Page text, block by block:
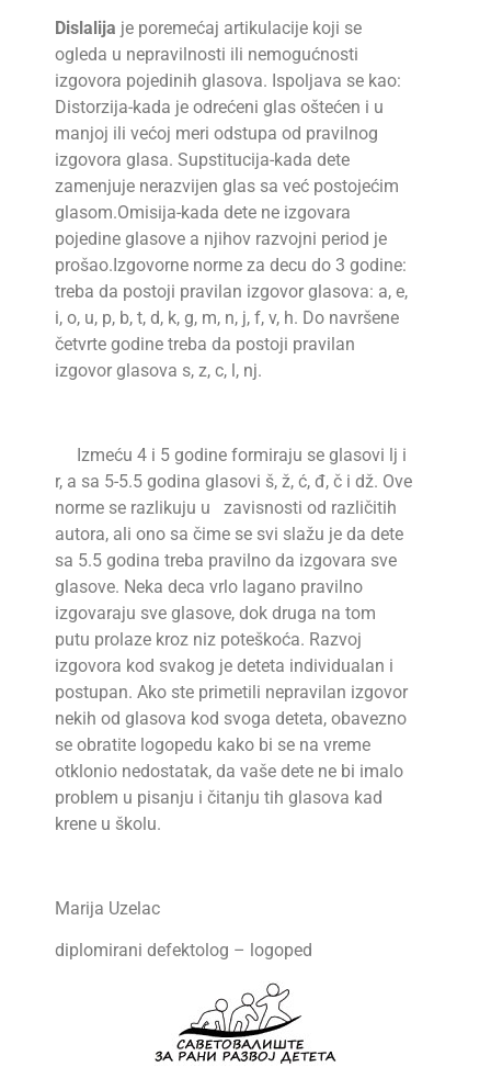
Dislalija je poremećaj artikulacije koji se
ogleda u nepravilnosti ili nemogućnosti
izgovora pojedinih glasova. Ispoljava se kao:
Distorzija-kada je odrećeni glas oštećen i u
manjoj ili većoj meri odstupa od pravilnog
izgovora glasa. Supstitucija-kada dete
zamenjuje nerazvijen glas sa već postojećim
glasom.Omisija-kada dete ne izgovara
pojedine glasove a njihov razvojni period je
prošao.Izgovorne norme za decu do 3 godine:
treba da postoji pravilan izgovor glasova: a, e,
i, o, u, p, b, t, d, k, g, m, n, j, f, v, h. Do navršene
četvrte godine treba da postoji pravilan
izgovor glasova s, z, c, l, nj.
Izmeću 4 i 5 godine formiraju se glasovi lj i
r, a sa 5-5.5 godina glasovi š, ž, ć, đ, č i dž. Ove
norme se razlikuju u zavisnosti od različitih
autora, ali ono sa čime se svi slažu je da dete
sa 5.5 godina treba pravilno da izgovara sve
glasove. Neka deca vrlo lagano pravilno
izgovaraju sve glasove, dok druga na tom
putu prolaze kroz niz poteškoća. Razvoj
izgovora kod svakog je deteta individualan i
postupan. Ako ste primetili nepravilan izgovor
nekih od glasova kod svoga deteta, obavezno
se obratite logopedu kako bi se na vreme
otklonio nedostatak, da vaše dete ne bi imalo
problem u pisanju i čitanju tih glasova kad
krene u školu.
Marija Uzelac
diplomirani defektolog – logoped